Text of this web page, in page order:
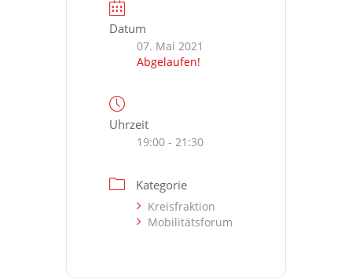
Datum
07. Mai 2021
Abgelaufen!
Uhrzeit
19:00 - 21:30
Kategorie
Kreisfraktion
Mobilitätsforum